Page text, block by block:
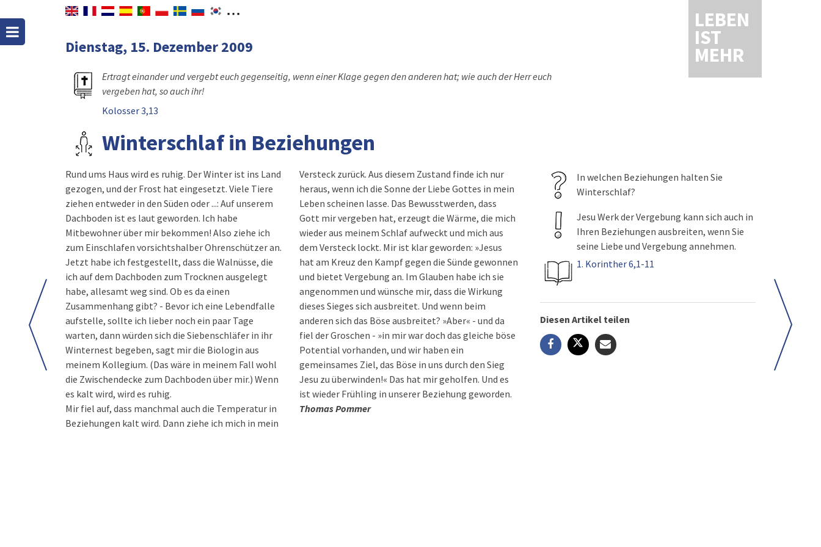
LEBEN
IST
MEHR
Dienstag, 15. Dezember 2009
Ertragt einander und vergebt euch gegenseitig, wenn einer Klage gegen den anderen hat; wie auch der Herr euch
vergeben hat, so auch ihr!
Kolosser 3,13
Winterschlaf in Beziehungen
Rund ums Haus wird es ruhig. Der Winter ist ins Land
gezogen, und der Frost hat eingesetzt. Viele Tiere
ziehen entweder in den Süden oder ...: Auf unserem
Dachboden ist es laut geworden. Ich habe
Mitbewohner über mir bekommen! Also ziehe ich
zum Einschlafen vorsichtshalber Ohrenschützer an.
Jetzt habe ich festgestellt, dass die Walnüsse, die
ich auf dem Dachboden zum Trocknen ausgelegt
habe, allesamt weg sind. Ob es da einen
Zusammenhang gibt? - Bevor ich eine Lebendfalle
aufstelle, sollte ich lieber noch ein paar Tage
warten, dann würden sich die Siebenschläfer in ihr
Winternest begeben, sagt mir die Biologin aus
meinem Kollegium. (Das wäre in meinem Fall wohl
die Zwischendecke zum Dachboden über mir.) Wenn
es kalt wird, wird es ruhig.
Mir fiel auf, dass manchmal auch die Temperatur in
Beziehungen kalt wird. Dann ziehe ich mich in mein
Versteck zurück. Aus diesem Zustand finde ich nur
heraus, wenn ich die Sonne der Liebe Gottes in mein
Leben scheinen lasse. Das Bewusstwerden, dass
Gott mir vergeben hat, erzeugt die Wärme, die mich
wieder aus meinem Schlaf aufweckt und mich aus
dem Versteck lockt. Mir ist klar geworden: »Jesus
hat am Kreuz den Kampf gegen die Sünde gewonnen
und bietet Vergebung an. Im Glauben habe ich sie
angenommen und wünsche mir, dass die Wirkung
dieses Sieges sich ausbreitet. Und wenn beim
anderen sich das Böse ausbreitet? »Aber« - und da
fiel der Groschen - »in mir war doch das gleiche böse
Potential vorhanden, und wir haben ein
gemeinsames Ziel, das Böse in uns durch den Sieg
Jesu zu überwinden!« Das hat mir geholfen. Und es
ist wieder Frühling in unserer Beziehung geworden.
Thomas Pommer
In welchen Beziehungen halten Sie
Winterschlaf?
Jesu Werk der Vergebung kann sich auch in
Ihren Beziehungen ausbreiten, wenn Sie
seine Liebe und Vergebung annehmen.
1. Korinther 6,1-11
Diesen Artikel teilen